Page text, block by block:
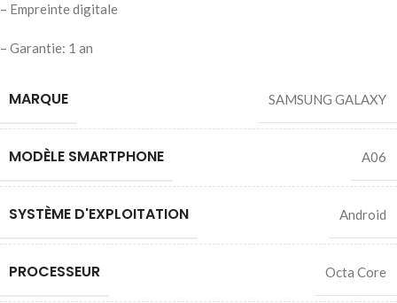
– Empreinte digitale
– Garantie: 1 an
MARQUE SAMSUNG GALAXY
MODÈLE SMARTPHONE A06
SYSTÈME D'EXPLOITATION Android
PROCESSEUR Octa Core